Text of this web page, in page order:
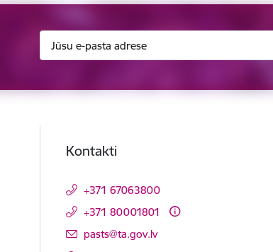
Kontakti
+371 67063800
+371 80001801
E-pasts:
pasts@ta.gov.lv